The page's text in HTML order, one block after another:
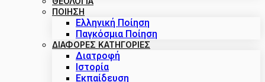
ΠΟΙΗΣΗ
Ελληνική Ποίηση
Παγκόσμια Ποίηση
ΔΙΑΦΟΡΕΣ ΚΑΤΗΓΟΡΙΕΣ
Διατροφή
Ιστορία
Εκπαίδευση